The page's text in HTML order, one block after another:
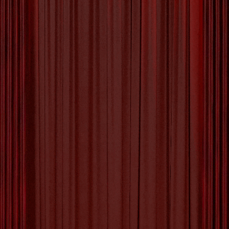
Ontdek de Creatieve Wereld
van Ballonkunst: Volg een
Inspirerende Ballon
Workshop!
Ontdek de Magie van Ballonkunst: Een Ballon
Workshop Ballonkunst is een unieke vorm van
creativiteit die zowel jong als oud betovert. Met
slechts een paar simpele ballonnen en wat
handigheid kunnen prachtige creaties worden
gemaakt die de verbeelding prikkelen en een
glimlach op ieders gezicht toveren. Een ballon
workshop is de perfecte gelegenheid om deze
[more…]
Berichten
paginering
Volgende